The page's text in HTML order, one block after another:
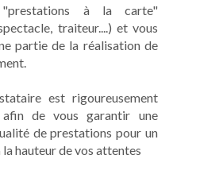
à la carte"
traiteur....) et vous
partie de la réalisation de
est rigoureusement
afin de vous garantir une
de prestations pour un
la hauteur de vos attentes